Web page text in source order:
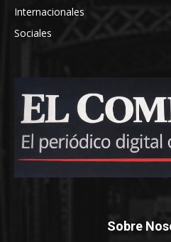
Internacionales
Sociales
Sobre